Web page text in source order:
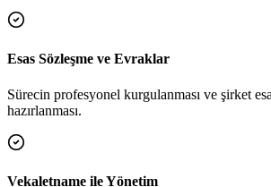
Esas Sözleşme ve Evraklar
Sürecin profesyonel kurgulanması ve şirket
hazırlanması.
Vekaletname ile Yönetim